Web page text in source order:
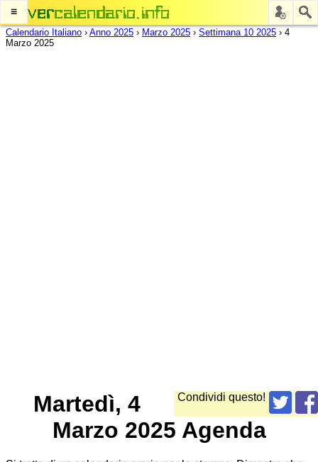
≡
Calendario Italiano › Anno 2025 › Marzo 2025 › Settimana 10 2025 › 4
Marzo 2025
Condividi questo!
Martedì, 4
Marzo 2025 Agenda